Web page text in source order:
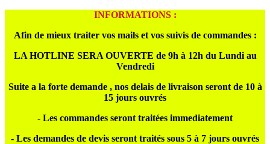
INFORMATIONS :
Afin de mieux traiter vos mails et vos suivis de commandes :
LA HOTLINE SERA OUVERTE de 9h à 12h du Lundi au
Vendredi
Suite a la forte demande , nos delais de livraison seront de 10 à
15 jours ouvrés
- Les commandes seront traitées immediatement
- Les demandes de devis seront traités sous 5 à 7 jours ouvrés